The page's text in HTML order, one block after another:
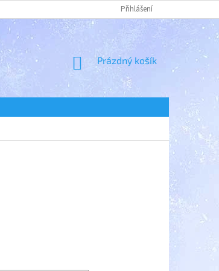
Přihlášení
NÁKUPNÍ
KOŠÍK
Prázdný košík